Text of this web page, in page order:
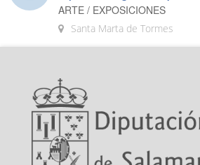
ARTE / EXPOSICIONES
Santa Marta de Tormes